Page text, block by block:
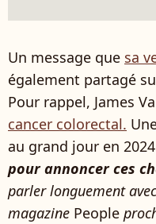
Un message que sa
également partagé
Pour rappel, James
cancer colorectal.
au grand jour en
pour annoncer ces
parler longuement
magazine People